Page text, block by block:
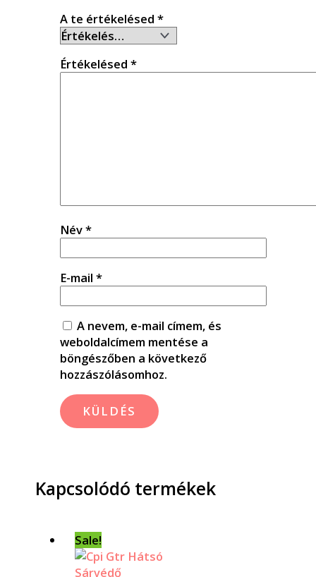
A te értékelésed *
Értékelésed *
Név*
E-mail *
A nevem, e-mail címem, és
weboldalcímem mentése a
böngészőben a következő
hozzászólásomhoz.
Kapcsolódó termékek
Sale!